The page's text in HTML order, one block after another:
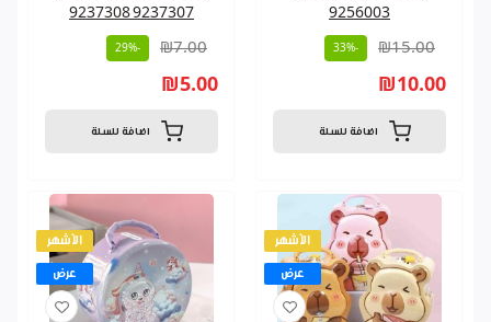
9237307 9237308
₪7.00
-29%
₪5.00
اضافة للسلة
9256003
₪15.00
-33%
₪10.00
اضافة للسلة
الأشهر
عرض
الأشهر
عرض